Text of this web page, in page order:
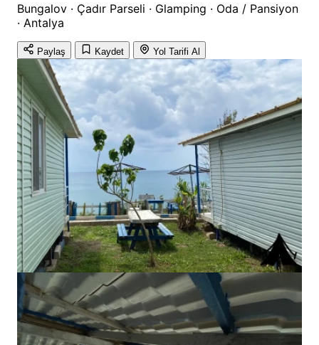
Bungalov · Çadır Parseli · Glamping · Oda / Pansiyon
· Antalya
Paylaş Kaydet Yol Tarifi Al